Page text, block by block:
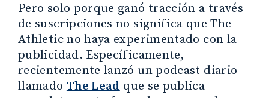
Pero solo porque ganó tracción a través
de suscripciones no significa que The
Athletic no haya experimentado con la
publicidad. Específicamente,
recientemente lanzó un podcast diario
llamado The Lead que se publica